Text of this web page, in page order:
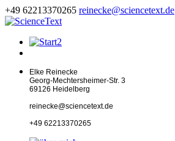
+49 62213370265 reinecke@sciencetext.de
Elke Reinecke
Georg-Mechtersheimer-Str. 3
69126 Heidelberg
reinecke@sciencetext.de
+49 62213370265